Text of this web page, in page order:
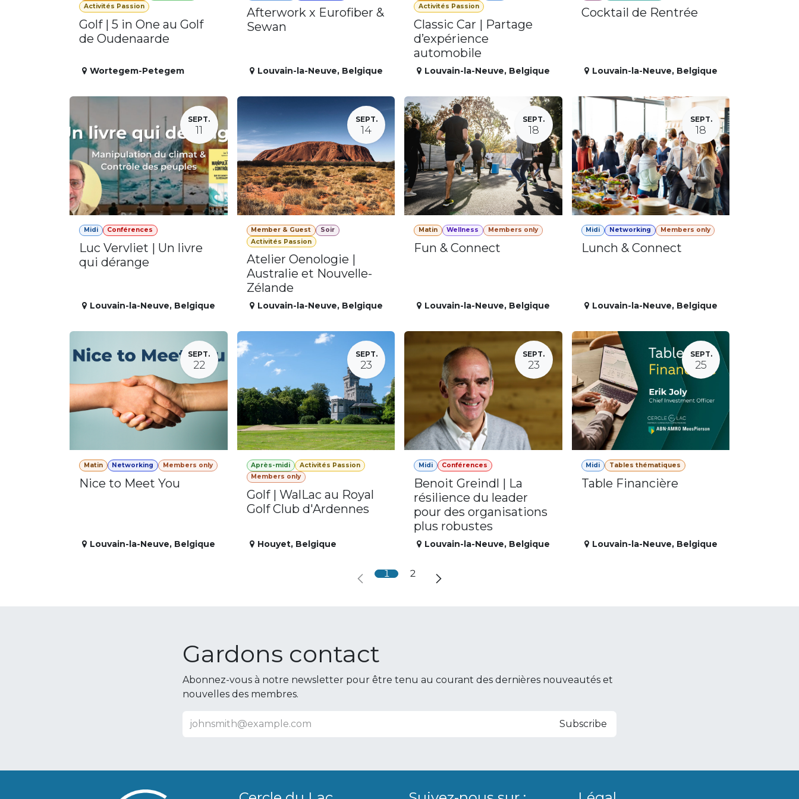
Activités Passion
Golf | 5 in One au Golf
de Oudenaarde
Wortegem-Petegem
Afterwork x Eurofiber &
Sewan
Louvain-la-Neuve, Belgique
Activités Passion
Classic Car | Partage
d’expérience
automobile
Louvain-la-Neuve, Belgique
Cocktail de Rentrée
Louvain-la-Neuve, Belgique
SEPT.
11
Midi Conférences
Luc Vervliet | Un livre
qui dérange
Louvain-la-Neuve, Belgique
SEPT.
14
Member & Guest
Soir
Activités Passion
Atelier Oenologie |
Australie et Nouvelle-
Zélande
Louvain-la-Neuve, Belgique
SEPT.
18
Matin Wellness Members only
Fun & Connect
Louvain-la-Neuve, Belgique
SEPT.
18
Midi Networking Members only
Lunch & Connect
Louvain-la-Neuve, Belgique
SEPT.
22
Matin Networking Members only
Nice to Meet You
Louvain-la-Neuve, Belgique
SEPT.
23
Après-midi
Activités Passion
Members only
Golf | WalLac au Royal
Golf Club d'Ardennes
Houyet, Belgique
SEPT.
23
Midi Conférences
Benoit Greindl | La
résilience du leader
pour des organisations
plus robustes
Louvain-la-Neuve, Belgique
SEPT.
25
Midi Tables thématiques
Table Financière
Louvain-la-Neuve, Belgique
1 2
Gardons contact
Abonnez-vous à notre newsletter pour être tenu au courant des dernières nouveautés et
nouvelles des membres.
Subscribe